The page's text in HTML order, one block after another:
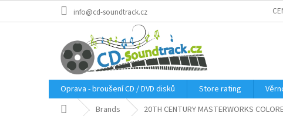
info@cd-soundtrack.cz
Oprava - broušení CD / DVD disků Store rating
Home Brands 20TH CENTURY MASTERWORKS